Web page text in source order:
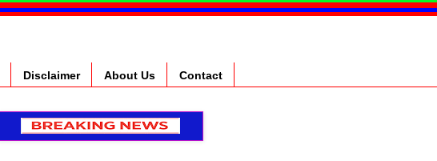
Disclaimer About Us Contact